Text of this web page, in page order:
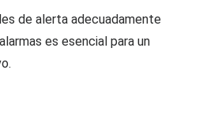
de alerta adecuadamente
es esencial para un